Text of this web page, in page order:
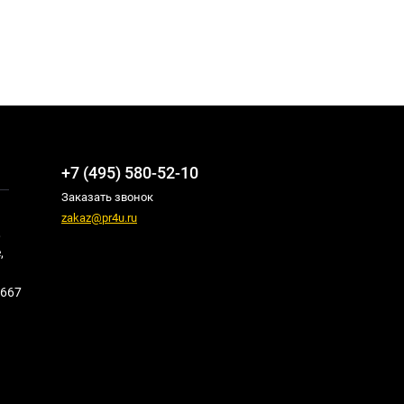
+7 (495) 580-52-10
Заказать звонок
zakaz@pr4u.ru